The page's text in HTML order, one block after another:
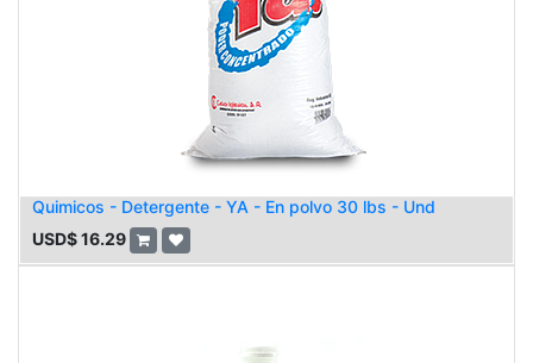
Quimicos - Detergente - YA - En polvo 30 lbs - Und
USD$16.29